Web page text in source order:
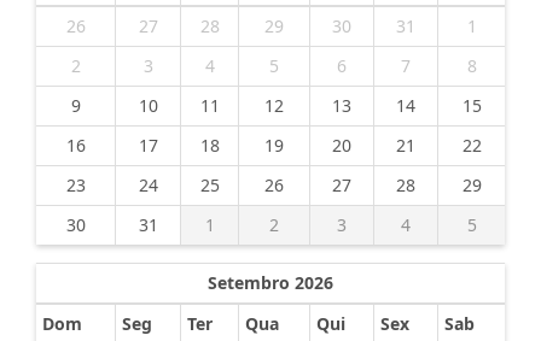
26 27 28 29 30 31
1
2
3 4 5 6 7
8
9
10 11 12 13 14
15
16
17 18 19 20 21
22
23
24 25 26 27 28
29
30
31 1 2 3 4 5
Setembro 2026
Dom
Seg Ter Qua Qui Sex
Sab